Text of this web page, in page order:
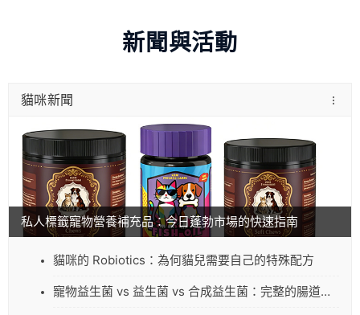
新聞與活動
貓咪新聞
私人標籤寵物營養補充品：今日蓬勃市場的快速指南
貓咪的 Robiotics：為何貓兒需要自己的特殊配方
寵物益生菌 vs 益生菌 vs 合成益生菌：完整的腸道健康指南